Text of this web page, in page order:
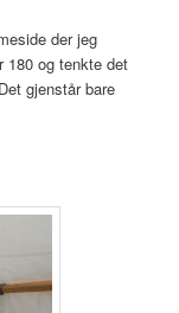
der jeg
180 og tenkte det
gjenstår bare